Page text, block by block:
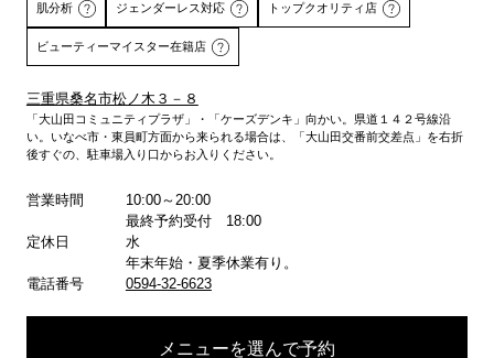
肌分析
詳しくはこちら
ジェンダーレス対応 トップクオリティ店
ビューティーマイスター在籍店
三重県桑名市松ノ木３－８
「大山田コミュニティプラザ」・「ケーズデンキ」向かい。県道１４２号線沿
い。いなべ市・東員町方面から来られる場合は、「大山田交番前交差点」を右折
後すぐの、駐車場入り口からお入りください。
営業時間
10:00～20:00
最終予約受付 18:00
定休日
水
年末年始・夏季休業有り。
電話番号
0594-32-6623
メニューを選んで予約